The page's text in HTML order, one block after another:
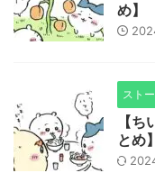
め】
スト
【
とめ】